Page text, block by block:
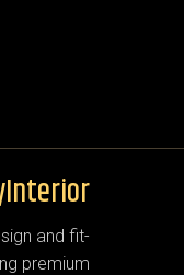
and fit-
premium